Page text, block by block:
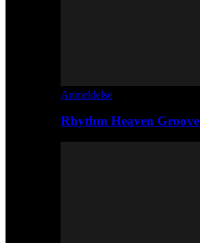
Anmeldelse
Rhythm Heaven Groove